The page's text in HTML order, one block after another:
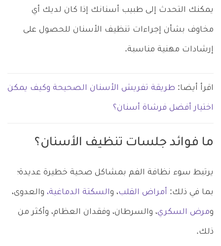
يمكنك التحدث إلى طبيب أسنانك إذا كان لديك أي
مخاوف بشأن إجراءات تنظيف الأسنان للحصول على
إرشادات مهنية مناسبة.
اقرأ أيضا: طريقة تفريش الأسنان الصحيحة وكيف يمكن
اختيار أفضل فرشاة أسنان؟
ما فوائد جلسات تنظيف الأسنان؟
يرتبط سوء نظافة الفم بمشاكل صحية خطيرة عديدة؛
بما في ذلك: أمراض القلب، والسكتة الدماغية، والعدوى،
ومرض السكري، والسرطان، وفقدان العظام، وأكثر من
ذلك.